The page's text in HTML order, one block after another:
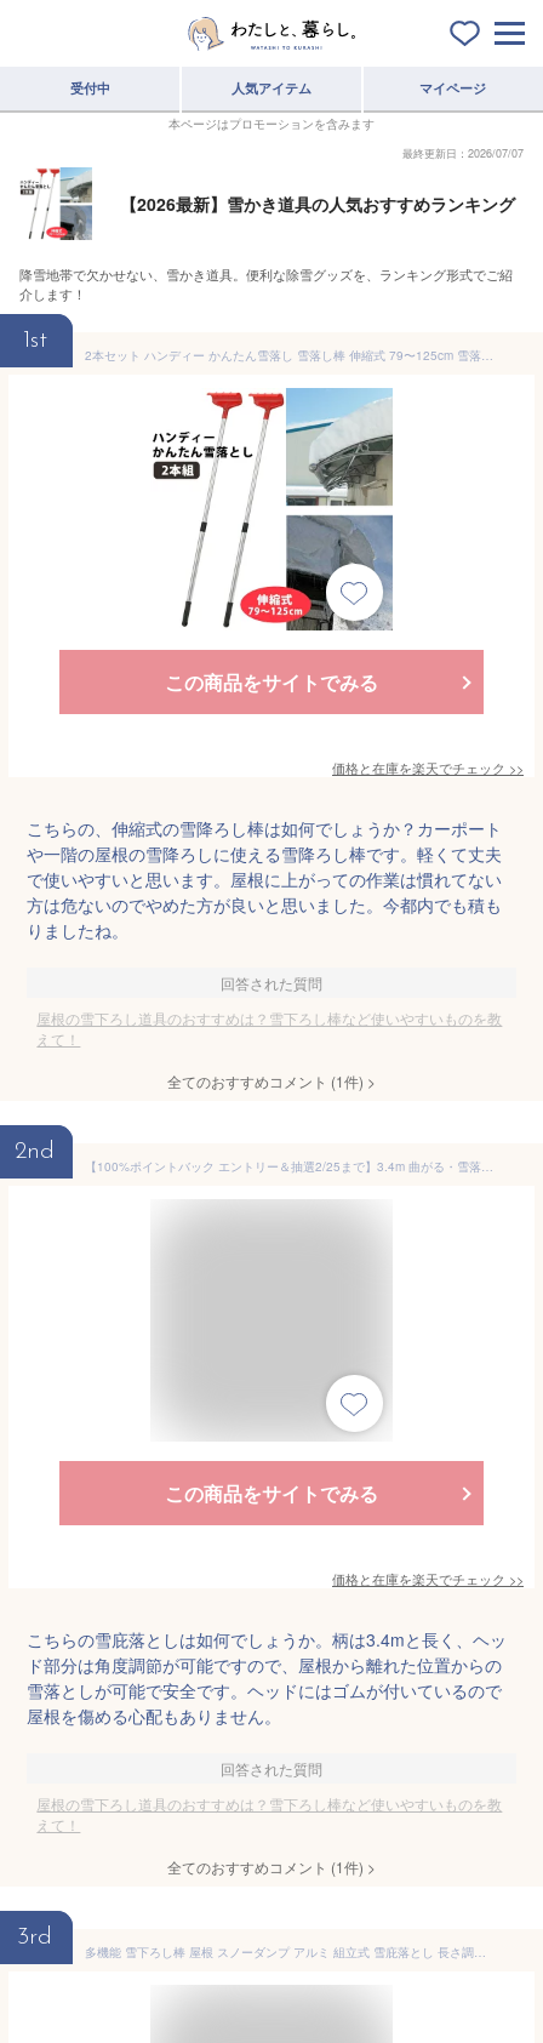
受付中 人気アイテム マイページ
本ページはプロモーションを含みます
最終更新日：2026/07/07
【2026最新】雪かき道具の人気おすすめランキング
降雪地帯で欠かせない、雪かき道具。便利な除雪グッズを、ランキング形式でご紹
介します！
1st
2本セット ハンディー かんたん雪落し 雪落し棒 伸縮式 79〜125cm 雪落とし コンパル ひさし雪落とし 雪かき 雪降ろし 雪落とし ショベル ひさし カーポート 雪下ろし 除雪道具 雪下ろし機 カーポート 屋根雪下ろし 雪かき 除雪機 除雪器 楽々雪[2月中旬入荷]
この商品をサイトでみる
価格と在庫を楽天でチェック >>
こちらの、伸縮式の雪降ろし棒は如何でしょうか？カーポート
や一階の屋根の雪降ろしに使える雪降ろし棒です。軽くて丈夫
で使いやすいと思います。屋根に上がっての作業は慣れてない
方は危ないのでやめた方が良いと思いました。今都内でも積も
りましたね。
回答された質問
屋根の雪下ろし道具のおすすめは？雪下ろし棒など使いやすいものを教
えて！
全てのおすすめコメント (1件) >
2nd
【100%ポイントバック エントリー＆抽選2/25まで】3.4m 曲がる・雪落し 雪落とし 雪庇落とし 雪下ろし カーポート コンパル アサノヤ産業 D
この商品をサイトでみる
価格と在庫を楽天でチェック >>
こちらの雪庇落としは如何でしょうか。柄は3.4mと長く、ヘッ
ド部分は角度調節が可能ですので、屋根から離れた位置からの
雪落としが可能で安全です。ヘッドにはゴムが付いているので
屋根を傷める心配もありません。
回答された質問
屋根の雪下ろし道具のおすすめは？雪下ろし棒など使いやすいものを教
えて！
全てのおすすめコメント (1件) >
3rd
多機能 雪下ろし棒 屋根 スノーダンプ アルミ 組立式 雪庇落とし 長さ調整可能 ロング雪落とし 雪かき用 積雪 除雪道具 除雪用品 雪かき用 積雪 屋根 除雪道具 車などに適用 安全 簡単